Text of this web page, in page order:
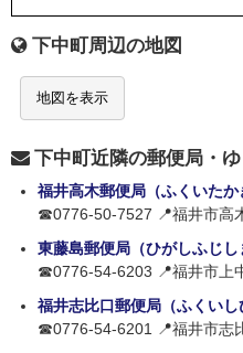
下中町周辺の地図
地図を表示
下中町近隣の郵便局・
福井高木郵便局（ふくいたか
☎0776-50-7527 📍福井市高
東藤島郵便局（ひがしふじし
☎0776-54-6203 📍福井市上
福井志比口郵便局（ふくいし
☎0776-54-6201 📍福井市志